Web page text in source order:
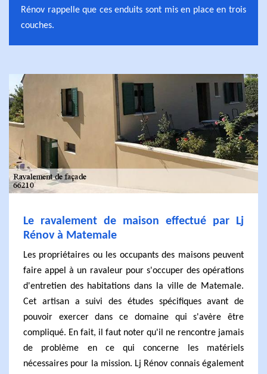
Rénov rappelle que ces enduits sont mis en place en trois
couches.
Le ravalement de maison effectué par Lj
Rénov à Matemale
Les propriétaires ou les occupants des maisons peuvent
faire appel à un ravaleur pour s'occuper des opérations
d'entretien des habitations dans la ville de Matemale.
Cet artisan a suivi des études spécifiques avant de
pouvoir exercer dans ce domaine qui s'avère être
compliqué. En fait, il faut noter qu'il ne rencontre jamais
de problème en ce qui concerne les matériels
nécessaires pour la mission. Lj Rénov connais également